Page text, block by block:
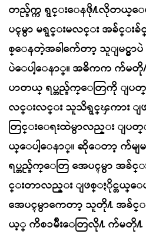
တည္ခ်က္က ရွင္းေနဖို႔လိုတယ္ေပ
ပၚမွာ မရွင္းမလင္း အခ်င္း
စ္ေနတဲ့အခါက်ေတာ့ သူျမင္မွာပဲ
ပဲေပါ့ေနာ္။ အဓိကက က်မတို
ပာတယ္ ရပ္တည္ခ်က္ေတြကို ျပတ္
လင္းလင္း သူသိရွင္ၾကား ျ
တြင္းေရးထဲမွာလည္း ျပတ္ျ
ယ္ေပါ့ေနာ္။ ဆိုေတာ့ က်မျ
ရပ္တည္ခ်က္ေတြ အေပၚမွာ အခ်
င္းတာလည္း ျဖစ္ႏိုင္တယ္ေ
အေပၚမွာကေတာ့ သူတို႔ အခ်င္
ယ့္ ကိစၥမ်ိဳးေတြလို႔ က်မတို႔